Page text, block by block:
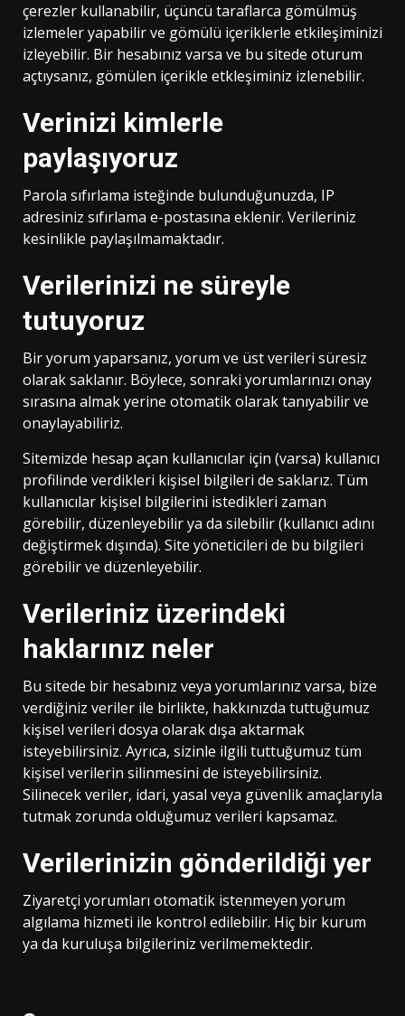
çerezler kullanabilir, üçüncü taraflarca gömülmüş
izlemeler yapabilir ve gömülü içeriklerle etkileşiminizi
izleyebilir. Bir hesabınız varsa ve bu sitede oturum
açtıysanız, gömülen içerikle etkleşiminiz izlenebilir.
Verinizi kimlerle
paylaşıyoruz
Parola sıfırlama isteğinde bulunduğunuzda, IP
adresiniz sıfırlama e-postasına eklenir. Verileriniz
kesinlikle paylaşılmamaktadır.
Verilerinizi ne süreyle
tutuyoruz
Bir yorum yaparsanız, yorum ve üst verileri süresiz
olarak saklanır. Böylece, sonraki yorumlarınızı onay
sırasına almak yerine otomatik olarak tanıyabilir ve
onaylayabiliriz.
Sitemizde hesap açan kullanıcılar için (varsa) kullanıcı
profilinde verdikleri kişisel bilgileri de saklarız. Tüm
kullanıcılar kişisel bilgilerini istedikleri zaman
görebilir, düzenleyebilir ya da silebilir (kullanıcı adını
değiştirmek dışında). Site yöneticileri de bu bilgileri
görebilir ve düzenleyebilir.
Verileriniz üzerindeki
haklarınız neler
Bu sitede bir hesabınız veya yorumlarınız varsa, bize
verdiğiniz veriler ile birlikte, hakkınızda tuttuğumuz
kişisel verileri dosya olarak dışa aktarmak
isteyebilirsiniz. Ayrıca, sizinle ilgili tuttuğumuz tüm
kişisel verilerin silinmesini de isteyebilirsiniz.
Silinecek veriler, idari, yasal veya güvenlik amaçlarıyla
tutmak zorunda olduğumuz verileri kapsamaz.
Verilerinizin gönderildiği yer
Ziyaretçi yorumları otomatik istenmeyen yorum
algılama hizmeti ile kontrol edilebilir. Hiç bir kurum
ya da kuruluşa bilgileriniz verilmemektedir.